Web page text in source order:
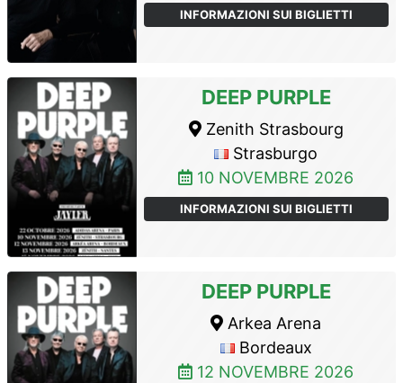
INFORMAZIONI SUI BIGLIETTI
DEEP PURPLE
Zenith Strasbourg
Strasburgo
10 NOVEMBRE 2026
INFORMAZIONI SUI BIGLIETTI
DEEP PURPLE
Arkea Arena
Bordeaux
12 NOVEMBRE 2026